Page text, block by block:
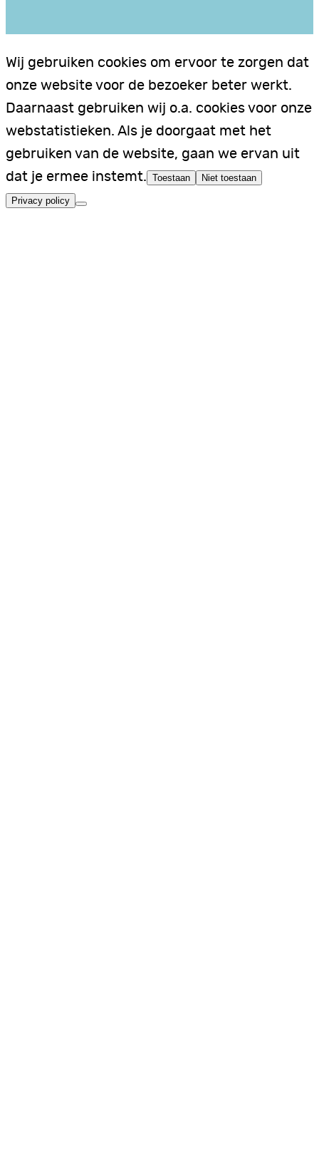
Wij gebruiken cookies om ervoor te zorgen dat
onze website voor de bezoeker beter werkt.
Daarnaast gebruiken wij o.a. cookies voor onze
webstatistieken. Als je doorgaat met het
gebruiken van de website, gaan we ervan uit
dat je ermee instemt. Toestaan Niet toestaan
Privacy policy